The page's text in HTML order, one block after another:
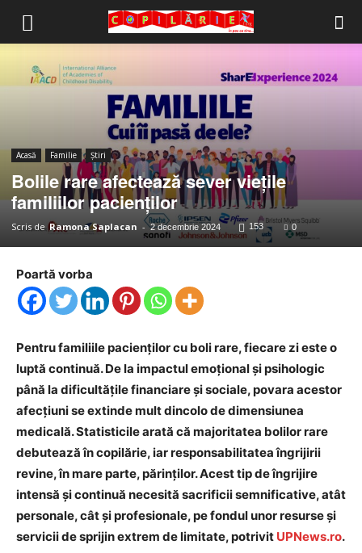
Copilărie.org
Acasă Familie Știri
Bolile rare afectează sever viețile
familiilor pacienților
Scris de Ramona Saplacan - 2 decembrie 2024 153 0
Poartă vorba
Pentru familiile pacienților cu boli rare, fiecare zi este o
luptă continuă. De la impactul emoțional și psihologic
până la dificultățile financiare și sociale, povara acestor
afecțiuni se extinde mult dincolo de dimensiunea
medicală. Statisticile arată că majoritatea bolilor rare
debutează în copilărie, iar responsabilitatea îngrijirii
revine, în mare parte, părinților. Acest tip de îngrijire
intensă și continuă necesită sacrificii semnificative, atât
personale, cât și profesionale, pe fondul unor resurse și
servicii de sprijin extrem de limitate, potrivit UPNews.ro.